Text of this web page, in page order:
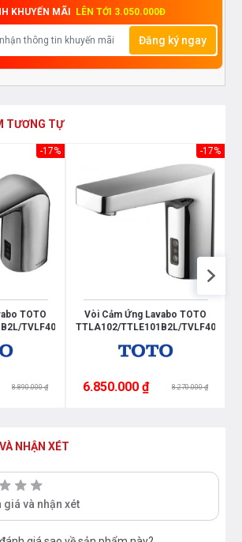
KHUYẾN MÃI LÊN TỚI 3.050.000Đ
Đăng ký ngay
TƯƠNG TỰ
-17%
TOTO
TVLF405
8.890.000 ₫
-17%
Vòi Cảm Ứng Lavabo TOTO
TTLA102/TTLE101B2L/TVLF405
6.850.000 ₫ 8.270.000 ₫
NHẬN XÉT
giá và nhận xét